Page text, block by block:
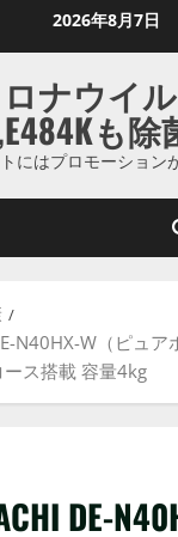
2026年8月7日
ナウイ
も
にはプロモーション
N40HX-W（ピュ
ス搭載 容量4kg
DE-